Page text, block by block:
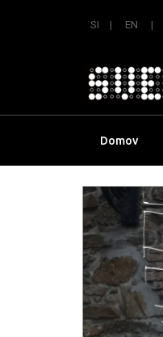
SI EN
Domov